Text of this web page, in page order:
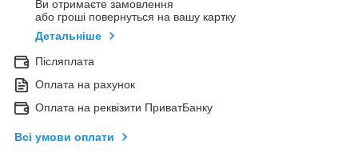
Ви отримаєте замовлення
або гроші повернуться на вашу картку
Детальніше
Післяплата
Оплата на рахунок
Оплата на реквізити ПриватБанку
Всі умови оплати